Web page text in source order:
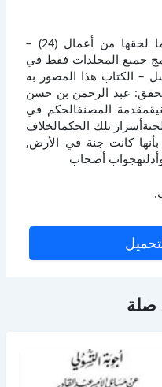
– آثار الإمام ابن قيم الجوزية وما لحقها من أعمال (24) –
جميع المجلدات فقط في
– الكتاب هذا المصور به
عبد الرحمن بن حسن
المصنفالحكم في
تلك الحكمالخلاف
كانت جنة في الأرض,
وأدلتهجواب أصحاب
صلة